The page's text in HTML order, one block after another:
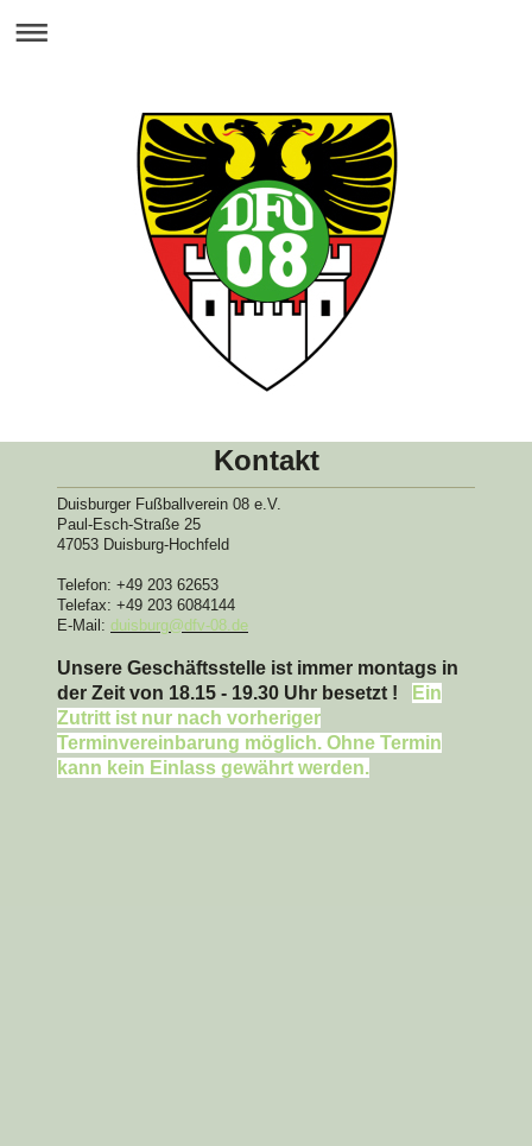
Kontakt
Duisburger Fußballverein 08 e.V.
Paul-Esch-Straße 25
47053 Duisburg-Hochfeld
Telefon: +49 203 62653
Telefax: +49 203 6084144
E-Mail: duisburg@dfv-08.de
Unsere Geschäftsstelle ist immer montags in
der Zeit von 18.15 - 19.30 Uhr besetzt !
Ein
Zutritt ist nur nach vorheriger
Terminvereinbarung möglich. Ohne Termin
kann kein Einlass gewährt werden.